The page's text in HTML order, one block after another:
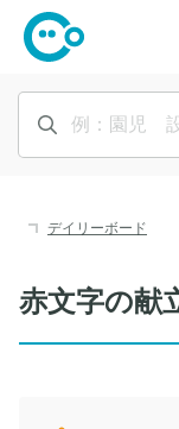
デイリーボード
赤文字の献